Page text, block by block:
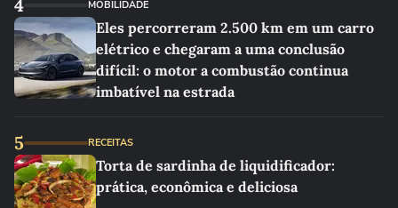
4 MOBILIDADE
Eles percorreram 2.500 km em um carro
elétrico e chegaram a uma conclusão
difícil: o motor a combustão continua
imbatível na estrada
5 RECEITAS
Torta de sardinha de liquidificador:
prática, econômica e deliciosa